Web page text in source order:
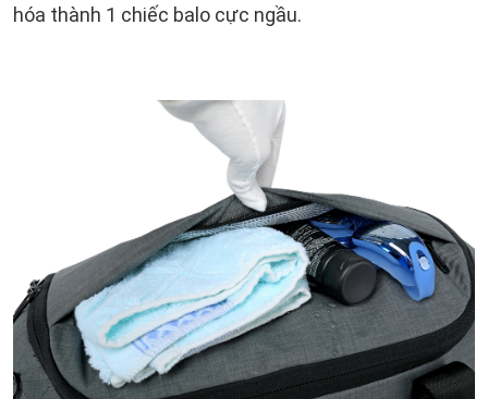
hóa thành 1 chiếc balo cực ngầu.